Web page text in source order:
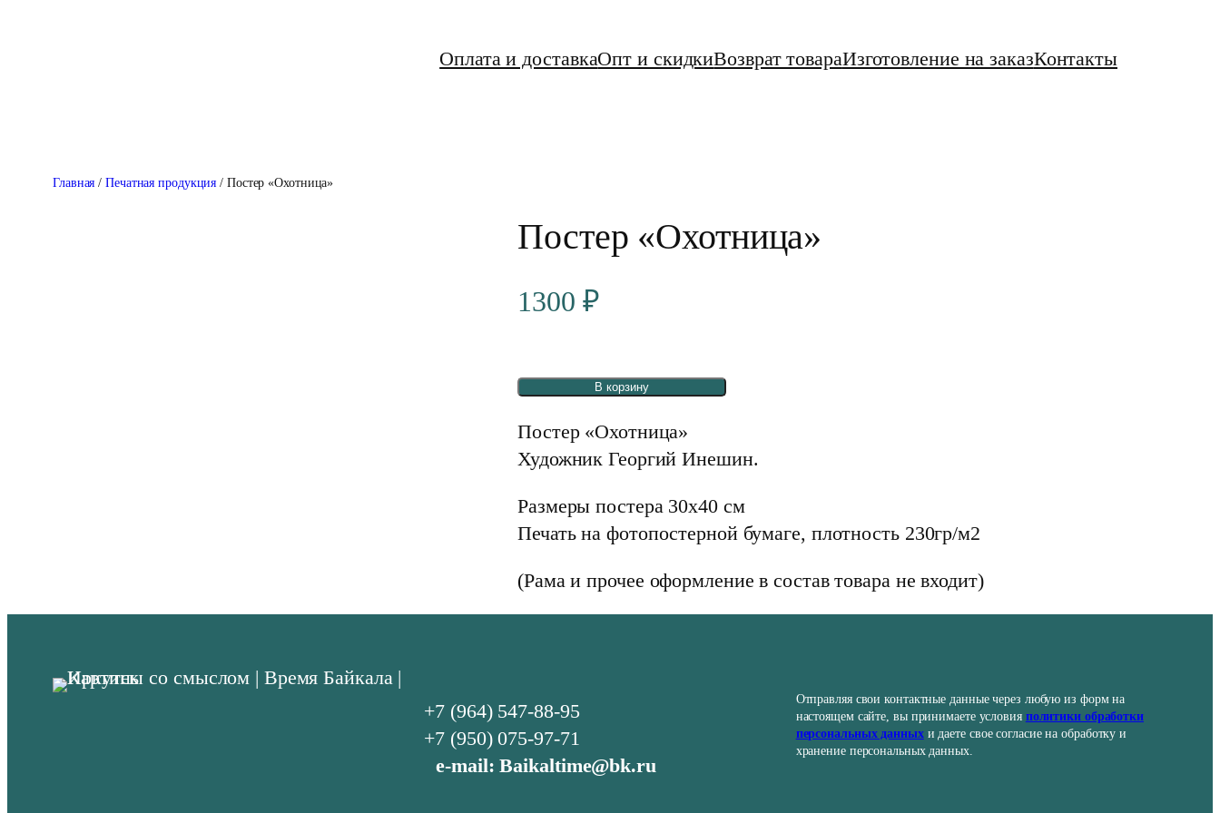
Оплата и доставкаОпт и скидкиВозврат товараИзготовление на заказКонтакты
Главная /Печатная продукция / Постер «Охотница»
Постер «Охотница»
1300 ₽
В корзину
Постер «Охотница»
Художник Георгий Инешин.
Размеры постера 30х40 см
Печать на фотопостерной бумаге, плотность 230гр/м2
(Рама и прочее оформление в состав товара не входит)
+7 (964) 547-88-95
+7 (950) 075-97-71
e-mail: Baikaltime@bk.ru
Отправляя свои контактные данные через любую из форм на
настоящем сайте, вы принимаете условия политики обработки
персональных данныхи даете свое согласие на обработку и
хранение персональных данных.